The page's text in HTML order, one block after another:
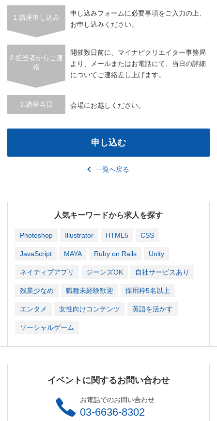
1.講座申し込み
申し込みフォームに必要事項をご入力の上、
お申し込みください。
2.担当者からご連
絡
開催数日前に、マイナビクリエイター事務局
より、メールまたはお電話にて、当日の詳細
についてご連絡差し上げます。
3.講座当日 会場にお越しください。
申し込む
一覧へ戻る
人気キーワードから求人を探す
Photoshop Illustrator HTML5 CSS
JavaScript MAYA Ruby on Rails Unity
ネイティブアプリ ジーンズOK 自社サービスあり
残業少なめ 職種未経験歓迎 採用枠5名以上
エンタメ 女性向けコンテンツ 英語を活かす
ソーシャルゲーム
イベントに関するお問い合わせ
お電話でのお問い合わせ
03-6636-8302